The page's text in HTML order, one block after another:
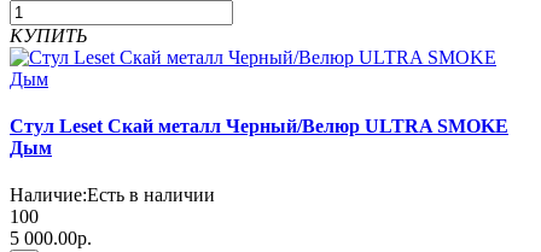
КУПИТЬ
Стул Leset Скай металл Черный/Велюр ULTRA SMOKE
Дым
Наличие:Есть в наличии
100
5 000.00р.